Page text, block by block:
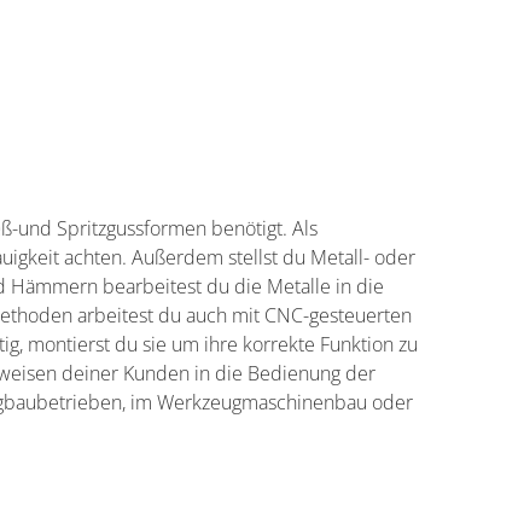
und Spritzgussformen benötigt. Als
achten. Außerdem stellst du Metall- oder
Hämmern bearbeitest du die Metalle in die
arbeitest du auch mit CNC-gesteuerten
montierst du sie um ihre korrekte Funktion zu
deiner Kunden in die Bedienung der
im Werkzeugmaschinenbau oder